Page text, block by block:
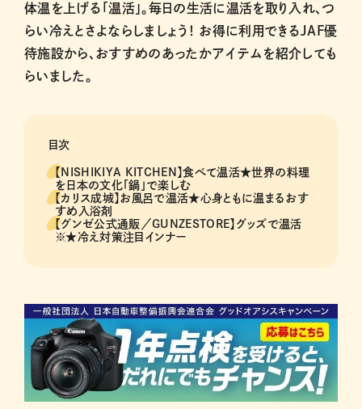
体温を上げる「温活」。毎日の生活に温活を取り入れ、つ
らい冷えとさよならしましょう！ お得に利用できるJAF優
待施設から、おすすめのあったかアイテムを紹介しても
らいました。
目次
【NISHIKIYA KITCHEN】食べて温活★世界の料理
を日本の文化「鍋」で楽しむ
【カリス成城】お風呂で温活★心身ともに温まるおす
すめ入浴剤
【グンゼ公式通販／GUNZESTORE】グッズで温活
※★冷え対策注目インナー